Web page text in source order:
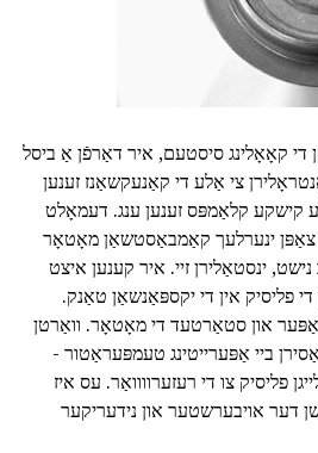
די קאָאָלינג סיסטעם, איר דאַרפֿן אַ ביסל
צי אַלע די קאַנעקשאַנז זענען
קישקע קלאַמפּס זענען ענג. דעמאָלט
ינערלעך קאַמבאַסטשאַן מאָטאָר
ינסטאַלירן זיי. איר קענען איצט
די פליסיק אין די יקספּאַנשאַן טאַנק.
און סטאַרטעד די מאָטאָר. וואַרטן
ביי אַפּערייטינג טעמפּעראַטור -
לייגן פליסיק צו די רעזערוווואַר. עס איז
דער אויבערשטער און נידעריקער